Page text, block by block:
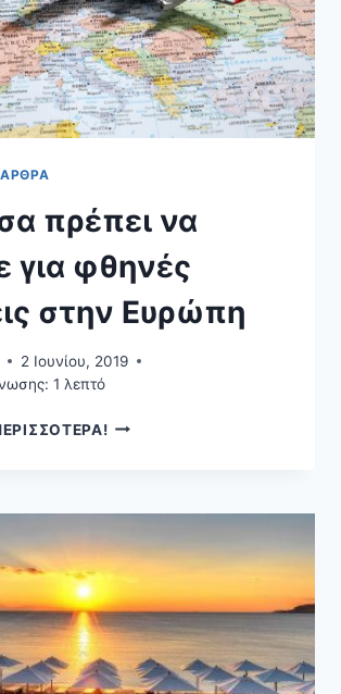
ΆΡΘΡΑ
πρέπει να
για φθηνές
στην Ευρώπη
2 Ιουνίου, 2019
1 λεπτό
ΌΛΑ
ΞΈΡΕΤΕ
ΦΘΗΝΈΣ
ΠΤΉΣΕΙΣ
ΣΤΗΝ
ΕΥΡΏΠΗ